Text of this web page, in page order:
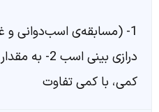
1- (مسابقه‌ی اسب‌دوانی و
درازی بینی
کمی، با کمی تفاوت